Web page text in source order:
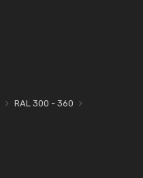
RAL 300 - 360